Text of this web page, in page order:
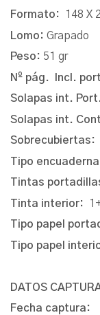
Formato:
148 X
Lomo: Grapado
Peso: 51 gr
Nº pág. Incl.
Solapas int.
Solapas int.
Sobrecubiertas:
Tipo
Tintas
Tinta interior:
Tipo papel
Tipo papel
DATOS
Fecha captura: